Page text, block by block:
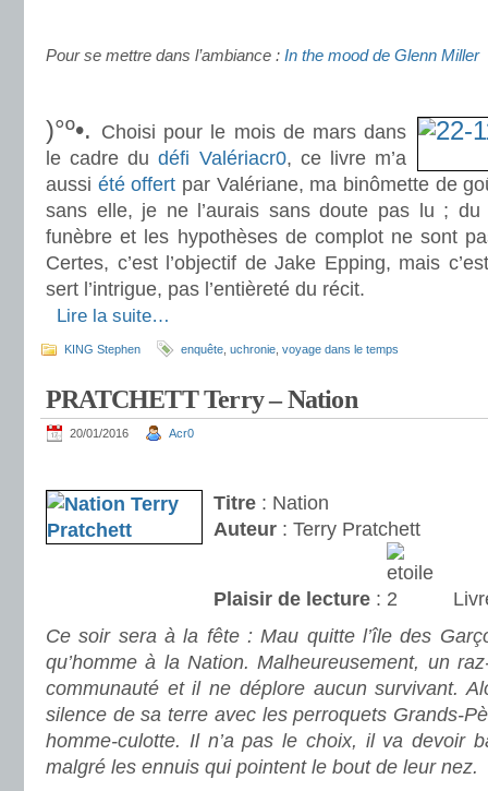
Pour se mettre dans l’ambiance : In the mood de Glenn Miller
)°º•. Choisi pour le mois de mars dans
le cadre dudéfi Valériacr0, ce livre m’a
aussi été offert par Valériane, ma binômette de
sans elle, je ne l’aurais sans doute pas lu ;
funèbre et les hypothèses de complot ne sont
Certes, c’est l’objectif de Jake Epping, mais
sert l’intrigue, pas l’entièreté du récit.
Lire la suite…
KING Stephen enquête uchronie voyage dans le temps
PRATCHETT Terry – Nation
20/01/2016 Acr0
Titre : Nation
Auteur : Terry Pratchett
Plaisir de lecture :
Ce soir sera à la fête : Mau quitte l’île des
qu’homme à la Nation. Malheureusement, un
communauté et il ne déplore aucun survivant.
silence de sa terre avec les perroquets Grands-
homme-culotte. Il n’a pas le choix, il va devoir
malgré les ennuis qui pointent le bout de leur nez.